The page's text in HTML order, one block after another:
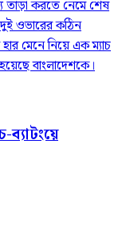
তাড়া করতে নেমে শেষ
দুই ওভারের কঠিন
মেনে নিয়ে এক ম্যাচ
বাংলাদেশকে।
ব্যাটংয়ে